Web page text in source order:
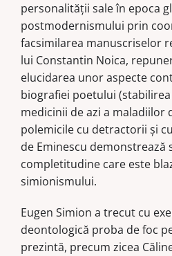
personalităţii sale în epoca
postmodernismului prin
facsimilarea manuscriselor
lui Constantin Noica,
elucidarea unor aspecte
biografiei poetului
medicinii de azi a maladiilor
polemicile cu detractorii şi
de Eminescu demonstrează
completitudine care este
simionismului.
Eugen Simion a trecut cu
deontologică proba de foc
prezintă, precum zicea